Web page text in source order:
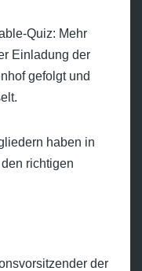
Quiz: Mehr
Einladung der
gefolgt und
haben in
richtigen
der